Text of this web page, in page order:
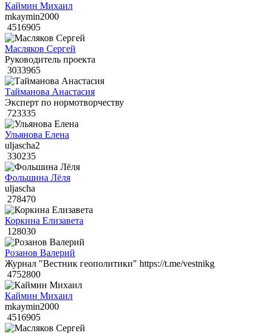
Каймин Михаил
mkaymin2000
4516905
Масляков Сергей
Руководитель проекта
3033965
Тайманова Анастасия
Эксперт по нормотворчеству
723335
Ульянова Елена
uljascha2
330235
Фольшина Лёля
uljascha
278470
Коркина Елизавета
128030
Розанов Валерий
Журнал "Вестник геополитики" https://t.me/vestnikg
4752800
Каймин Михаил
mkaymin2000
4516905